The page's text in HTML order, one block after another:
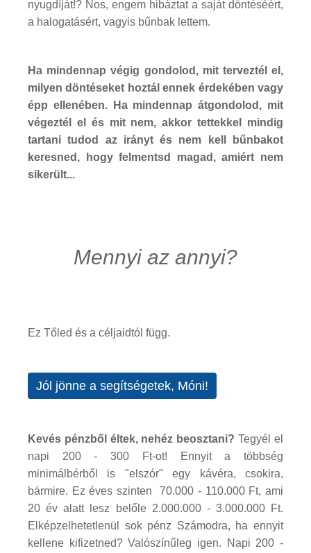
nyugdíját!? Nos, engem hibáztat a saját döntéséért,
a halogatásért, vagyis bűnbak lettem.
Ha mindennap végig gondolod, mit terveztél el,
milyen döntéseket hoztál ennek érdekében vagy
épp ellenében. Ha mindennap átgondolod, mit
végeztél el és mit nem, akkor tettekkel mindig
tartani tudod az irányt és nem kell bűnbakot
keresned, hogy felmentsd magad, amiért nem
sikerült...
Mennyi az annyi?
Ez Tőled és a céljaidtól függ.
Jól jönne a segítségetek, Móni!
Kevés pénzből éltek, nehéz beosztani? Tegyél el
napi 200 - 300 Ft-ot! Ennyit a többség
minimálbérből is "elszór" egy kávéra, csokira,
bármire. Ez éves szinten 70.000 - 110.000 Ft, ami
20 év alatt lesz belőle 2.000.000 - 3.000.000 Ft.
Elképzelhetetlenül sok pénz Számodra, ha ennyit
kellene kifizetned? Valószínűleg igen. Napi 200 -